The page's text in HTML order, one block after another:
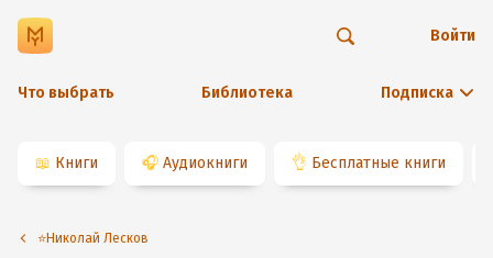
Что выбрать Библиотека Подписка
Войти
📖 Книги 🎧 Аудиокниги 👌 Бесплатные книги
⭐️Николай Лесков